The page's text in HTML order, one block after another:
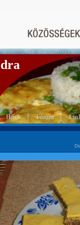
Hírek Fórum